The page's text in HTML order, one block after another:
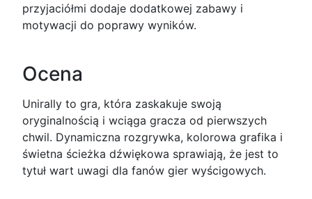
przyjaciółmi dodaje dodatkowej zabawy i
motywacji do poprawy wyników.
Ocena
Unirally to gra, która zaskakuje swoją
oryginalnością i wciąga gracza od pierwszych
chwil. Dynamiczna rozgrywka, kolorowa grafika i
świetna ścieżka dźwiękowa sprawiają, że jest to
tytuł wart uwagi dla fanów gier wyścigowych.